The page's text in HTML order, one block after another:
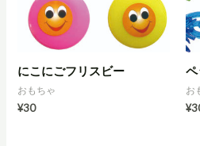
にこにごフリスビー
おもちゃ
¥30
お
¥